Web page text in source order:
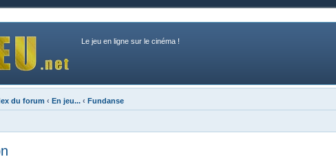
Le jeu en ligne sur le cinéma !
du forum ‹ En jeu... ‹ Fundanse